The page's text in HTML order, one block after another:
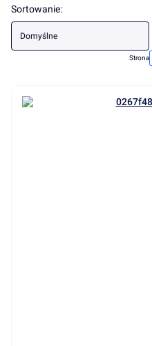
Lista produktów
Sortowanie:
Domyślne
Strona